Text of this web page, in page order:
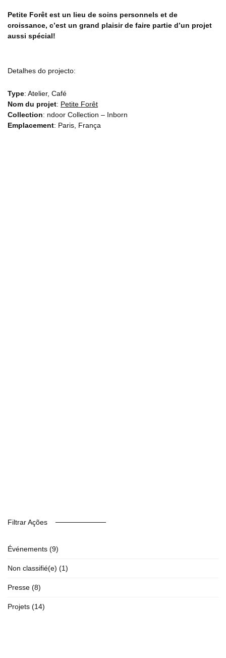
Petite Forêt est un lieu de soins personnels et de
croissance, c’est un grand plaisir de faire partie d’un projet
aussi spécial!
Detalhes do projecto:
Type: Atelier, Café
Nom du projet: Petite Forêt
Collection: ndoor Collection – Inborn
Emplacement: Paris, França
Filtrar Ações
Événements (9)
Non classifié(e) (1)
Presse (8)
Projets (14)